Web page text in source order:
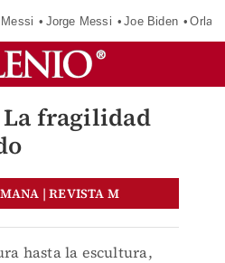
Jorge Messi Joe Biden
La fragilidad
| REVISTA M
hasta la escultura,